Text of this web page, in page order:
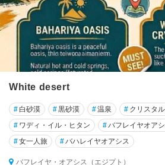
White desert
# 白砂漠 #黒砂漠 #温泉 # クリスタ
# ワディ・イル・ヒタン #バフレイヤオア
#女一人旅 #バハレイヤオアシス
バフレイヤ・オアシス（エジプト）